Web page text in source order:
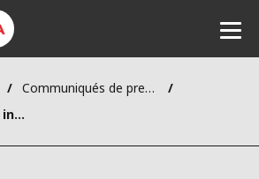
Communiqués de presse
Nouveau contrat industriel pour Veolia au Moyen-Orient